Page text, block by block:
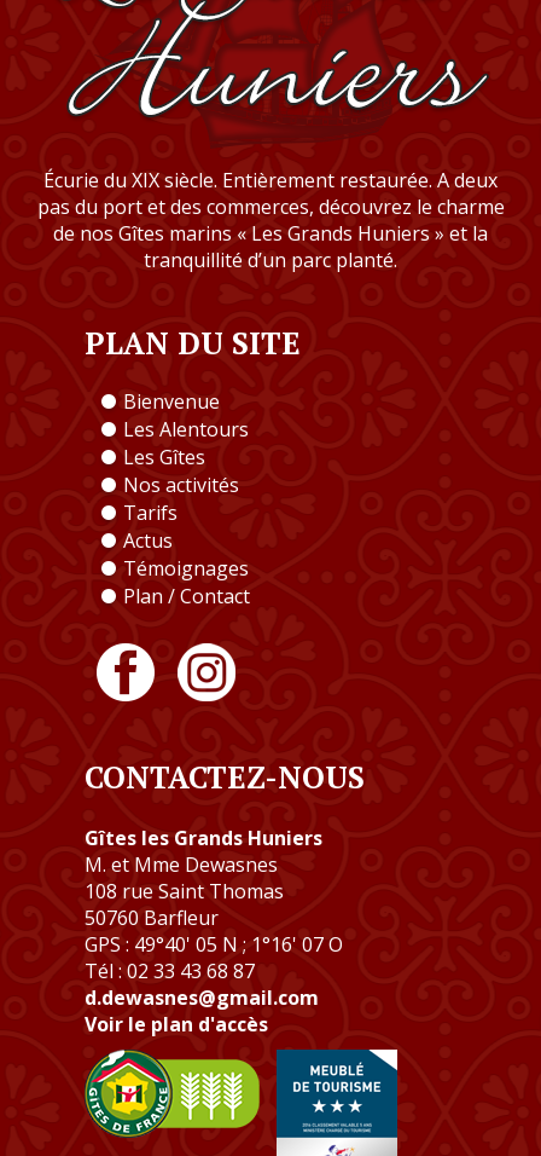
Écurie du XIX siècle. Entièrement restaurée. A deux
pas du port et des commerces, découvrez le charme
de nos Gîtes marins « Les Grands Huniers » et la
tranquillité d’un parc planté.
PLAN DU SITE
Bienvenue
Les Alentours
Les Gîtes
Nos activités
Tarifs
Actus
Témoignages
Plan / Contact
CONTACTEZ-NOUS
Gîtes les Grands Huniers
M. et Mme Dewasnes
108 rue Saint Thomas
50760 Barfleur
GPS : 49°40' 05 N ; 1°16' 07 O
Tél : 02 33 43 68 87
d.dewasnes@gmail.com
Voir le plan d'accès